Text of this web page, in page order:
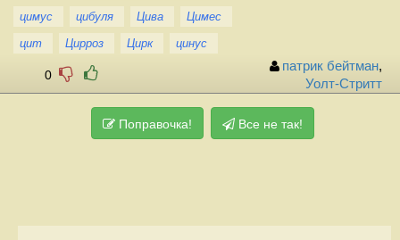
цимус цибуля Цива
Цимес
цит
Цирроз Цирк цинус
0
патрик бейтман,
Уолт-Стритт
Поправочка! Все не так!